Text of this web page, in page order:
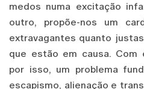
medos numa excitação
outro, propõe-nos um
extravagantes quanto
que estão em causa. Com
por isso, um problema
escapismo, alienação e